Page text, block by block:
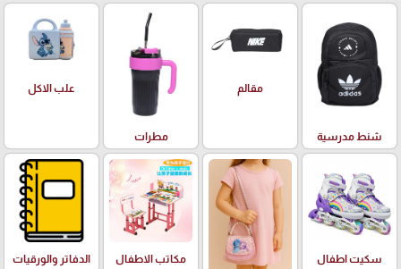
شنط مدرسية
مقالم
مطرات
علب الاكل
سكيت اطفال مكاتب الاطفال الدفاتر والورقيات